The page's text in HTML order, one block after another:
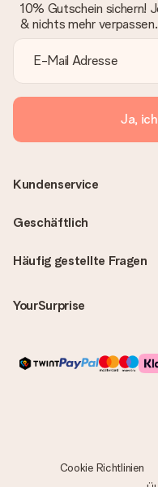
10% Gutschein sichern!
& nichts mehr verpassen.
Ja,
Häufig gestellte Fragen
YourSurprise
Kundenservice
Geschäftlich
Cookie Richtlinien